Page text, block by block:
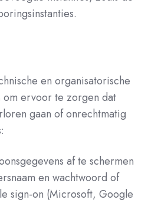
en organisatorische
om ervoor te zorgen dat
gaan of onrechtmatig
af te schermen
en wachtwoord of
sign-on (Microsoft, Google